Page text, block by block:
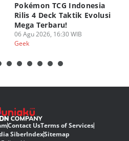
Pokémon TCG Indonesia
Rilis 4 Deck Taktik Evolusi
Mega Terbaru!
06 Agu 2026, 16:30 WIB
Geek
Contact UsTerms of Services
SiberIndexSitemap